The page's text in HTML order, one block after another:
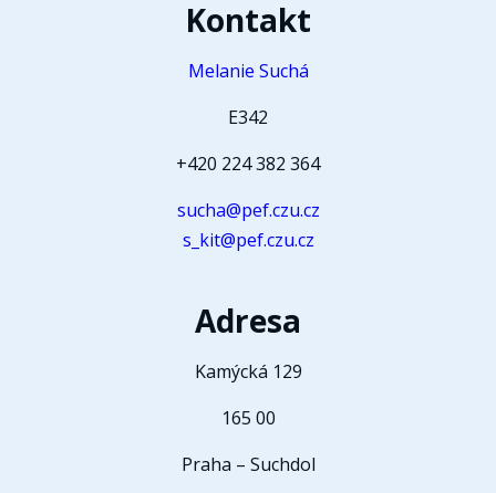
Kontakt
Melanie Suchá
E342
+420 224 382 364
sucha@pef.czu.cz
s_kit@pef.czu.cz
Adresa
Kamýcká 129
165 00
Praha – Suchdol